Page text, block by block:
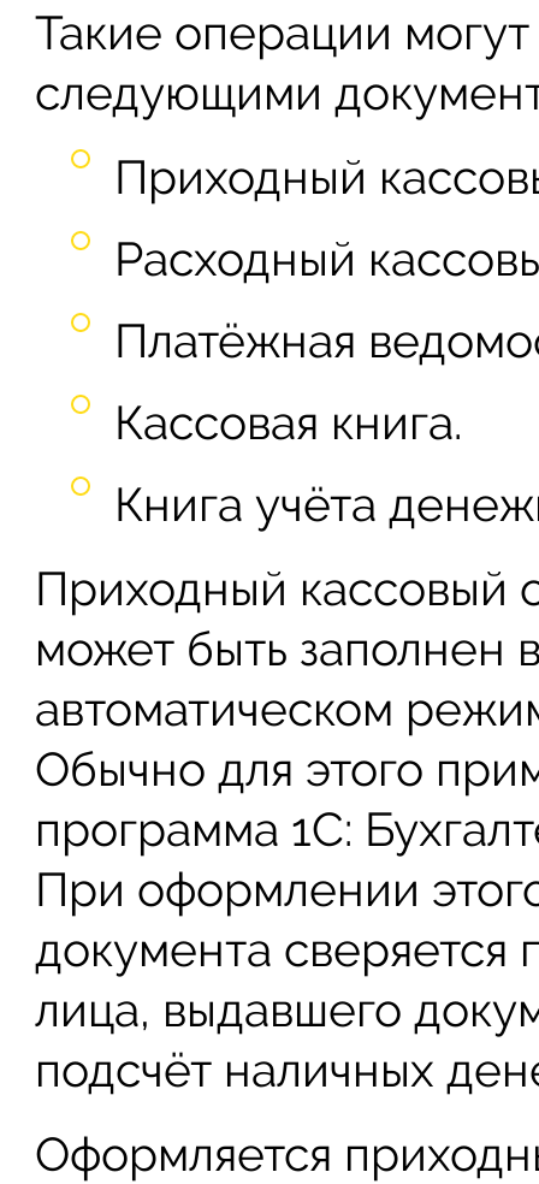
Такие операции
следующими
Приходный
Расходный
Платёжная
Кассовая книга.
Книга учёта
Приходный кассовый
может быть заполнен
автоматическом
Обычно для этого
программа 1С:
При оформлении
документа сверяется
лица, выдавшего
подсчёт наличных
Оформляется